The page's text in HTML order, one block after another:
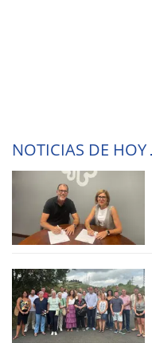
NOTICIAS DE HOY